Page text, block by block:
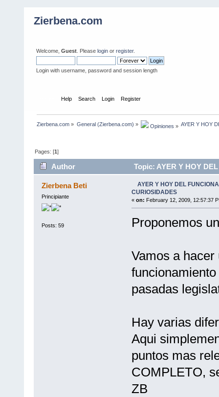
Zierbena.com
Welcome, Guest . Please login or register.
Login with username, password and session length
Help Search Login Register
Zierbena.com » General (Zierbena.com) » Opiniones » AYER Y HOY
Pages: [1]
Author
Topic: AYER Y HOY
times)
Zierbena Beti
Principiante
Posts: 59
AYER Y HOY DEL
CURIOSIDADES
« on: February 12, 2009, 12:57:37
Proponemos
Vamos a
pasadas
Hay varias
Aqui
puntos mas
COMPLETO,
ZB